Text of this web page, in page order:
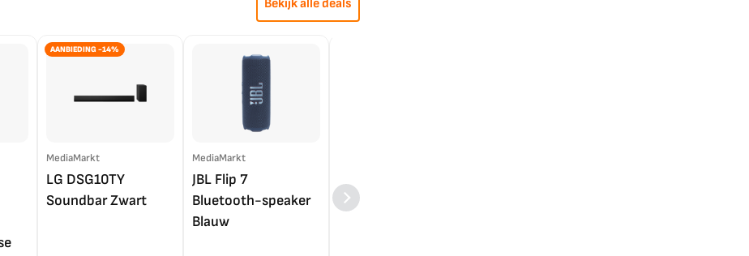
Bekijk alle deals
AANBIEDING -14%
MediaMarkt
LG DSG10TY
Soundbar Zwart
MediaMarkt
JBL Flip 7
Bluetooth-speaker
Blauw
LG OLED55C56LB
4K TV (2025)